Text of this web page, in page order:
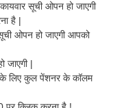
सूची ओपन हो जाएगी
है |
ओपन हो जाएगी आपको
जाएगी |
लिए कुल पेंशनर के कॉलम